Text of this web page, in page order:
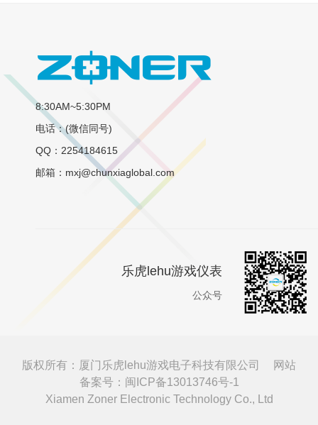
8:30AM~5:30PM
电话：(微信同号)
QQ：2254184615
邮箱：mxj@chunxiaglobal.com
乐虎lehu游戏仪表
公众号
版权所有：厦门乐虎lehu游戏电子科技有限公司
网站
备案号：闽ICP备13013746号-1
Xiamen Zoner Electronic Technology Co., Ltd